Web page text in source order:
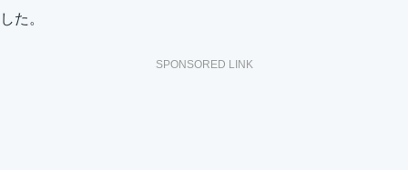
した。
SPONSORED LINK